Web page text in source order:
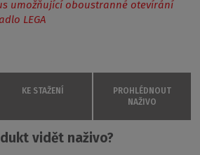
KE STAŽENÍ
PROHLÉDNOUT
NAŽIVO
vidět naživo?